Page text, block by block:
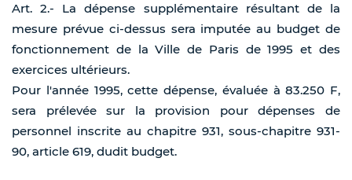
Art. 2.- La dépense supplémentaire résultant de la
mesure prévue ci-dessus sera imputée au budget de
fonctionnement de la Ville de Paris de 1995 et des
exercices ultérieurs.
Pour l'année 1995, cette dépense, évaluée à 83.250 F,
sera prélevée sur la provision pour dépenses de
personnel inscrite au chapitre 931, sous-chapitre 931-
90, article 619, dudit budget.